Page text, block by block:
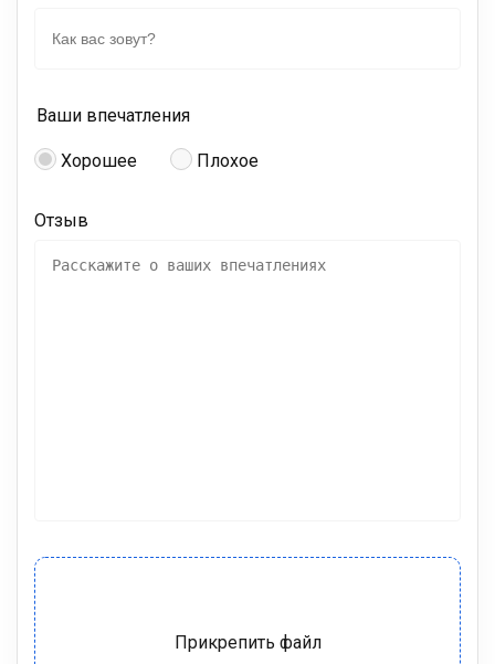
Ваши впечатления
Хорошее Плохое
Отзыв